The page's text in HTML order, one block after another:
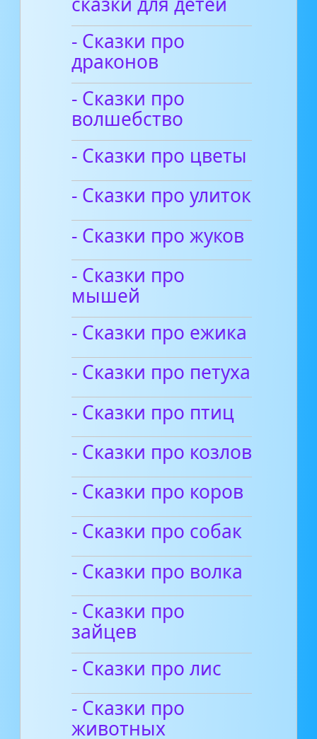
- Сказки про
драконов
- Сказки про
волшебство
- Сказки про цветы
- Сказки про улиток
- Сказки про жуков
- Сказки про
мышей
- Сказки про ежика
- Сказки про петуха
- Сказки про птиц
- Сказки про козлов
- Сказки про коров
- Сказки про собак
- Сказки про волка
- Сказки про
зайцев
- Сказки про лис
- Сказки про
животных